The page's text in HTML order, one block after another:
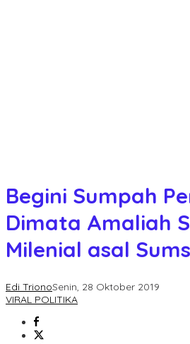
Begini Sumpah
Dimata Amaliah
Milenial asal
Edi TrionoSenin, 28 Oktober 2019
VIRAL POLITIKA